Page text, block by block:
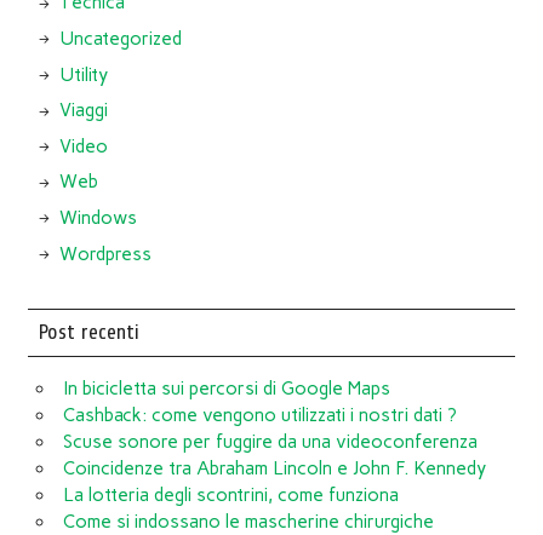
Uncategorized
Utility
Viaggi
Video
Web
Windows
Wordpress
Post recenti
In bicicletta sui percorsi di Google Maps
Cashback: come vengono utilizzati i nostri dati ?
Scuse sonore per fuggire da una videoconferenza
Coincidenze tra Abraham Lincoln e John F. Kennedy
La lotteria degli scontrini, come funziona
Come si indossano le mascherine chirurgiche